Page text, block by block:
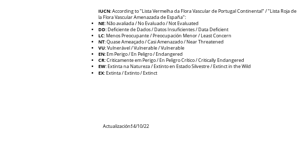
IUCN: According to "Lista Vermelha da Flora Vascular de Portugal Continental" / "Lista Roja de
la Flora Vascular Amenazada de España":
NE: Não avaliada / No Evaluado / Not Evaluated
DD: Deficiente de Dados / Datos Insuficientes / Data Deficient
LC: Menos Preocupante / Preocupación Menor / Least Concern
NT: Quase Ameaçado / Casi Amenazado / Near Threatened
VU: Vulnerável / Vulnerable / Vulnerable
EN: Em Perigo / En Peligro / Endangered
CR: Criticamente em Perigo / En Peligro Crítico / Critically Endangered
EW: Extinta na Natureza / Extinto en Estado Silvestre / Extinct in the Wild
EX: Extinta / Extinto / Extinct
Actualización:14/10/22